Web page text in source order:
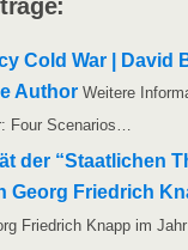
Cold War | David
Aut­hor Wei­te­re
Four Scenarios…
der “Staat­li­chen
Georg Fried­rich
Fried­rich Knapp im